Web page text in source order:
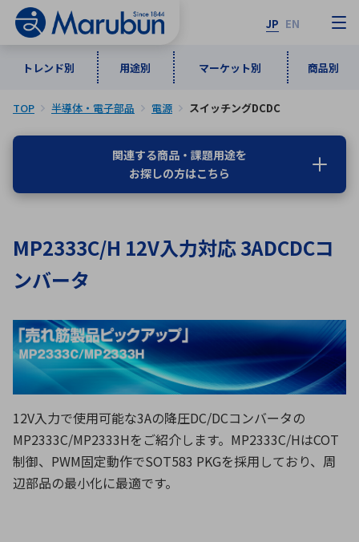
JP EN
トレンド別 用途別 マーケット別 商品別
トレンド別
インダストリアルDXソリューション
5G・Local 5G
ロボティクス（AI）
データセンタ・クラウド
用途別
通信・ネットワーク
監視・セキュリティ
品質管理・検査
接着・接合
マーケット別
情報通信
民生 医療
商品別
計測・測定・表示機器
ICTソリューション 組立・ロボティクス
レーザー・光学部品 組込コンピュータ
メーカ一覧
な行
は行 ま行
や行
ら行
アルファベット順
A B C
D
I
J K
L
M
N O
P
Q
R
TOP 半導体・電子部品 電源 スイッチングDCDC
関連する商品・課題用途を
お探しの方はこちら
MP2333C/H 12V入力対応 3ADCDCコ
ンバータ
12V入力で使用可能な3Aの降圧DC/DCコンバータの
MP2333C/MP2333Hをご紹介します。MP2333C/HはCOT
制御、PWM固定動作でSOT583 PKGを採用しており、周
辺部品の最小化に最適です。